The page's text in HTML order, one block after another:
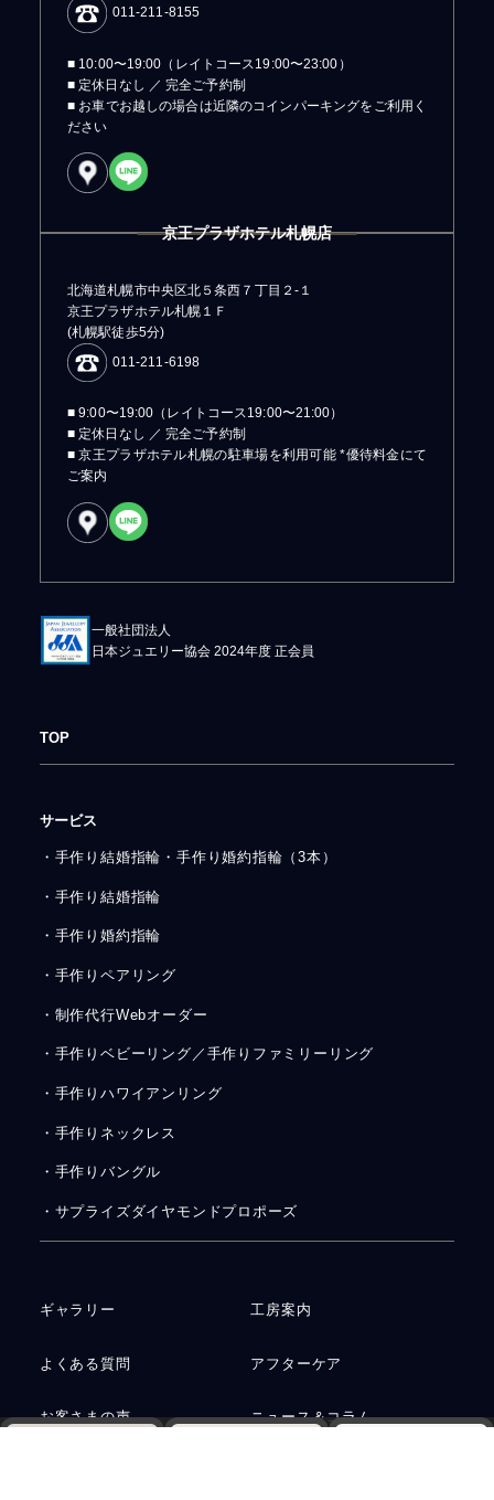
011-211-8155
■ 10:00〜19:00（レイトコース19:00〜23:00）
■ 定休日なし ／ 完全ご予約制
■ お車でお越しの場合は近隣のコインパーキングをご利用く
ださい
京王プラザホテル札幌店
北海道札幌市中央区北５条西７丁目２-１
京王プラザホテル札幌１Ｆ
(札幌駅徒歩5分)
011-211-6198
■ 9:00〜19:00（レイトコース19:00〜21:00）
■ 定休日なし ／ 完全ご予約制
■ 京王プラザホテル札幌の駐車場を利用可能 *優待料金にて
ご案内
一般社団法人
日本ジュエリー協会 2024年度 正会員
TOP
サービス
・手作り結婚指輪・手作り婚約指輪（3本）
・手作り結婚指輪
・手作り婚約指輪
・手作りペアリング
・制作代行Webオーダー
・手作りベビーリング／手作りファミリーリング
・手作りハワイアンリング
・手作りネックレス
・手作りバングル
・サプライズダイヤモンドプロポーズ
ギャラリー 工房案内
よくある質問 アフターケア
お客さまの声 ニュース＆コラム